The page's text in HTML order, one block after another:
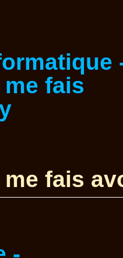
fais